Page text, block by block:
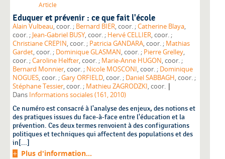
Article
Eduquer et prévenir : ce que fait l'école
Alain Vulbeau , coor. ; Bernard BIER , coor. ;Catherine Blaya,
coor. ; Jean-Gabriel BUSY , coor. ; Hervé CELLIER
, coor. ;
Christiane CREPIN
, coor. ; Patricia GANDARA , coor. ; Mathias
Gardet
, coor. ; Dominique GLASMAN , coor. ; Pierre Grelley,
coor. ;Caroline Helfter , coor. ; Marie-Anne HUGON
, coor. ;
Bernard Monnier
, coor. ; Nicole MOSCONI , coor. ; Dominique
NOGUES
, coor. ;Gary ORFIELD , coor. ; Daniel SABBAGH
, coor. ;
Stéphane Tessier
, coor. ; Mathieu ZAGRODZKI, coor. |
Dans Informations sociales (161, 2010)
Ce numéro est consacré à l'analyse des enjeux, des notions et
des pratiques issues du face-à-face entre l'éducation et la
prévention. Ces deux termes renvoient à des configurations
politiques et techniques qui affectent des populations et des
in[...]
Plus d'information...